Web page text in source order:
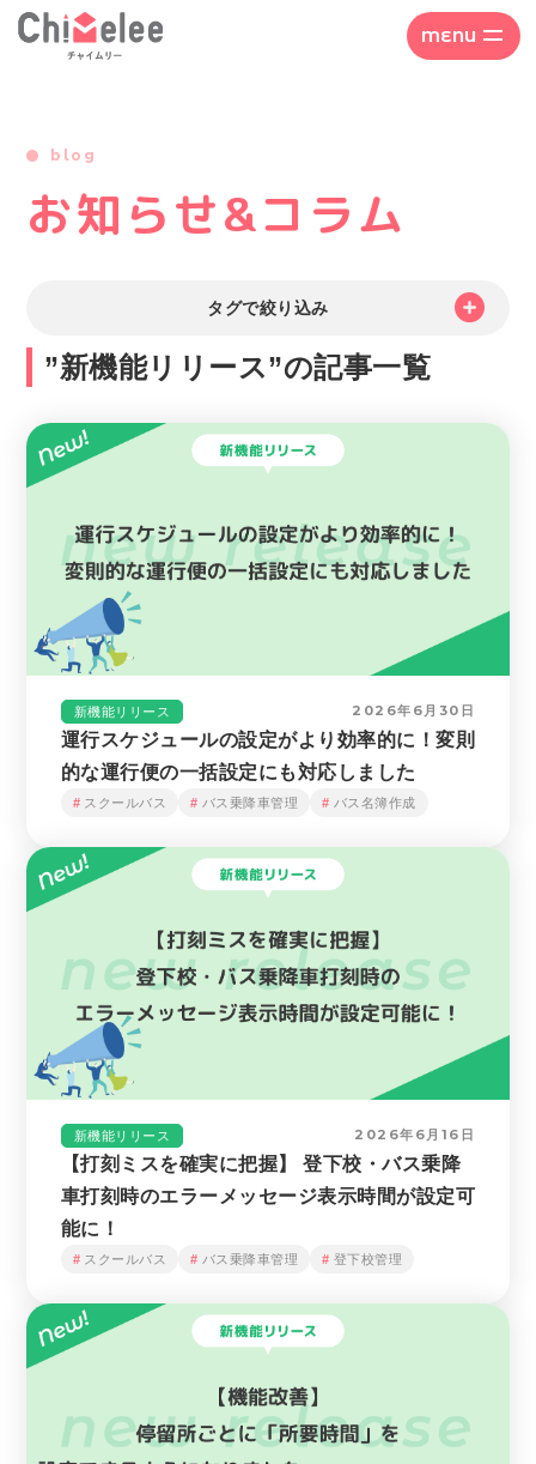
MENU
blog
お知らせ&コラム
タグで絞り込み
”新機能リリース”の記事一覧
新機能リリース 2026年6月30日
運行スケジュールの設定がより効率的に！変則
的な運行便の一括設定にも対応しました
スクールバス バス乗降車管理 バス名簿作成
新機能リリース 2026年6月16日
【打刻ミスを確実に把握】 登下校・バス乗降
車打刻時のエラーメッセージ表示時間が設定可
能に！
スクールバス バス乗降車管理 登下校管理